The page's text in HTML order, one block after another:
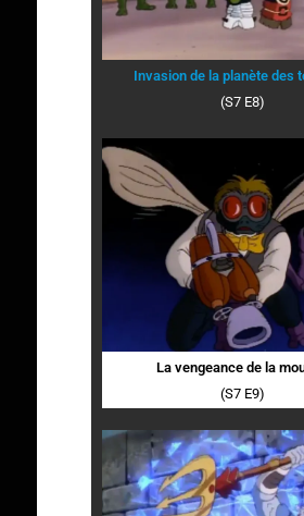
Invasion de la planète des
(S7 E8)
La vengeance de la
(S7 E9)